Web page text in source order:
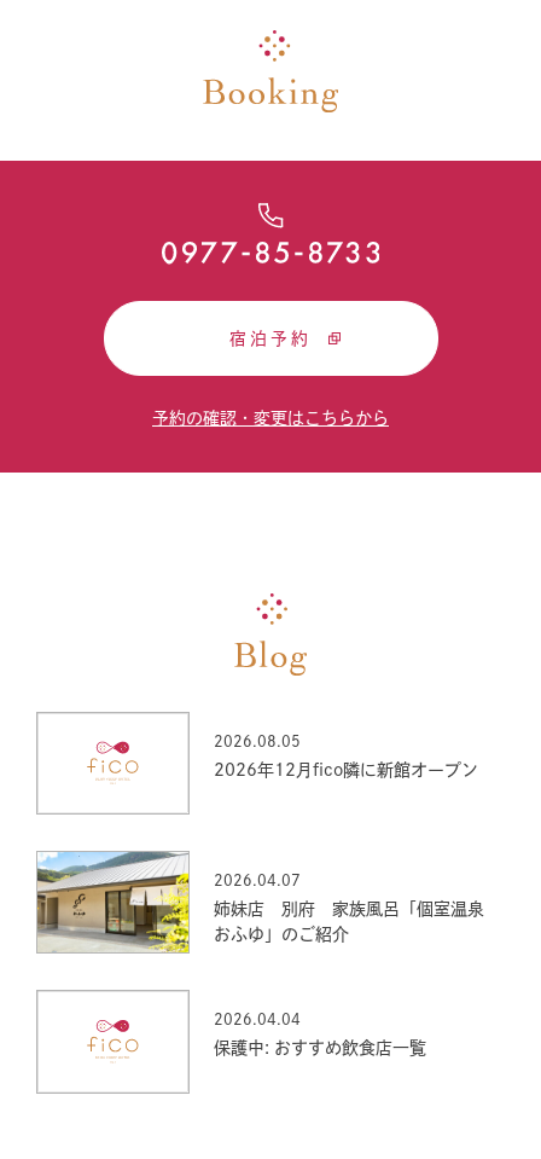
宿泊予約
予約の確認・変更はこちらから
2026.08.05
2026年12月fico隣に新館オープン
2026.04.07
姉妹店 別府 家族風呂「個室温泉
おふゆ」のご紹介
2026.04.04
保護中: おすすめ飲食店一覧